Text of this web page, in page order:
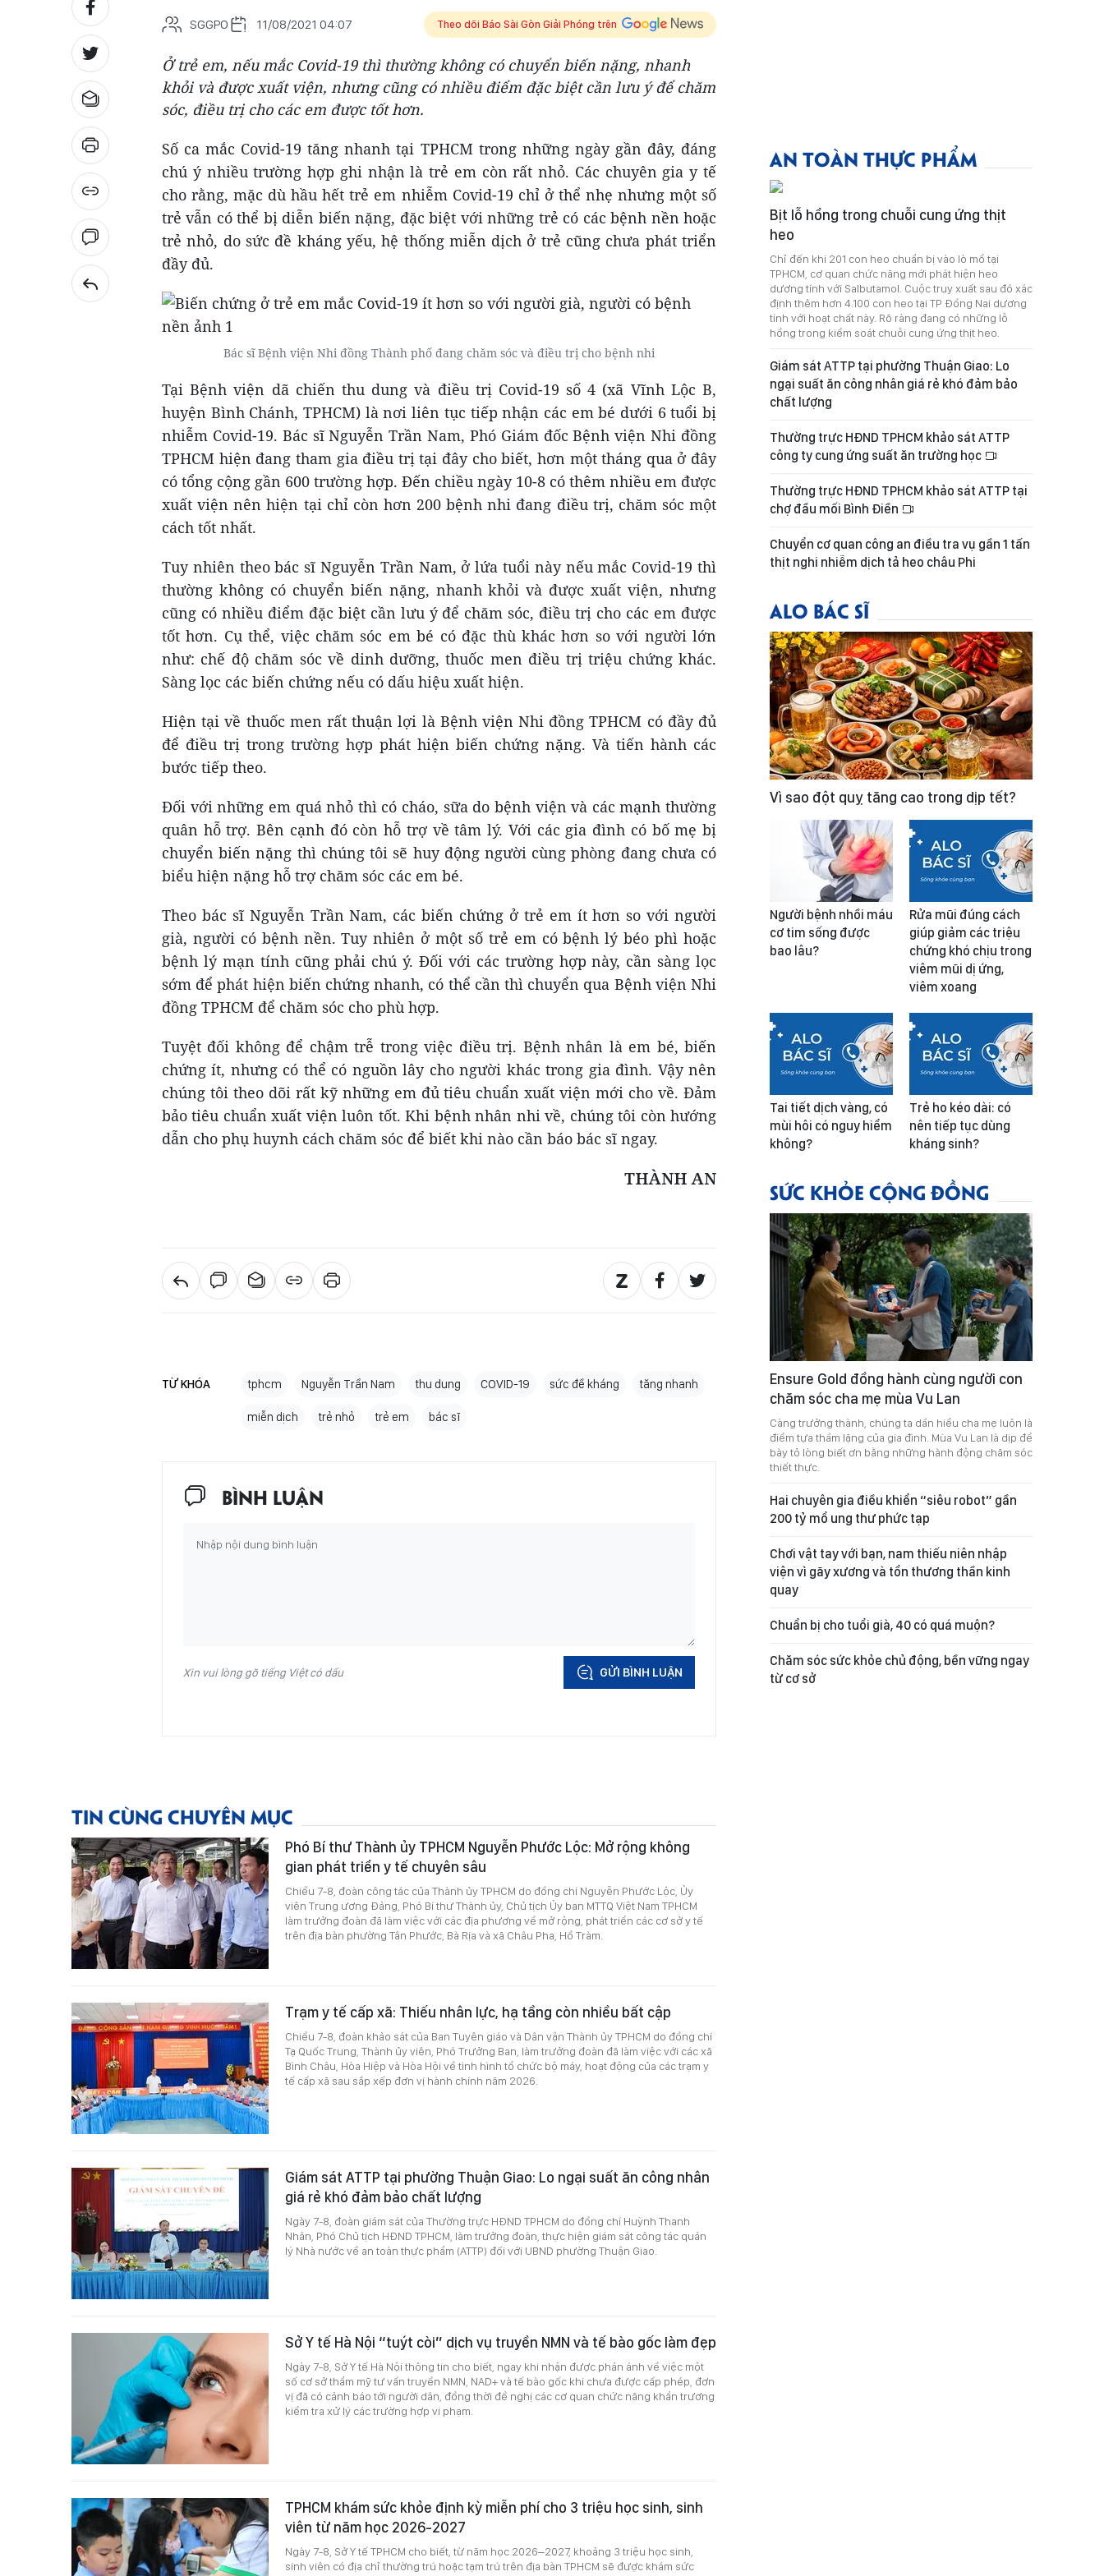
SGGPO 11/08/2021 04:07 Theo dõi Báo Sài Gòn Giải Phóng trên
Ở trẻ em, nếu mắc Covid-19 thì thường không có chuyển biến nặng, nhanh
khỏi và được xuất viện, nhưng cũng có nhiều điểm đặc biệt cần lưu ý để chăm
sóc, điều trị cho các em được tốt hơn.
Số ca mắc Covid-19 tăng nhanh tại TPHCM trong những ngày gần đây, đáng
chú ý nhiều trường hợp ghi nhận là trẻ em còn rất nhỏ. Các chuyên gia y tế
cho rằng, mặc dù hầu hết trẻ em nhiễm Covid-19 chỉ ở thể nhẹ nhưng một số
trẻ vẫn có thể bị diễn biến nặng, đặc biệt với những trẻ có các bệnh nền hoặc
trẻ nhỏ, do sức đề kháng yếu, hệ thống miễn dịch ở trẻ cũng chưa phát triển
đầy đủ.
Bác sĩ Bệnh viện Nhi đồng Thành phố đang chăm sóc và điều trị cho bệnh nhi
Tại Bệnh viện dã chiến thu dung và điều trị Covid-19 số 4 (xã Vĩnh Lộc B,
huyện Bình Chánh, TPHCM) là nơi liên tục tiếp nhận các em bé dưới 6 tuổi bị
nhiễm Covid-19. Bác sĩ Nguyễn Trần Nam, Phó Giám đốc Bệnh viện Nhi đồng
TPHCM hiện đang tham gia điều trị tại đây cho biết, hơn một tháng qua ở đây
có tổng cộng gần 600 trường hợp. Đến chiều ngày 10-8 có thêm nhiều em được
xuất viện nên hiện tại chỉ còn hơn 200 bệnh nhi đang điều trị, chăm sóc một
cách tốt nhất.
Tuy nhiên theo bác sĩ Nguyễn Trần Nam, ở lứa tuổi này nếu mắc Covid-19 thì
thường không có chuyển biến nặng, nhanh khỏi và được xuất viện, nhưng
cũng có nhiều điểm đặc biệt cần lưu ý để chăm sóc, điều trị cho các em được
tốt hơn. Cụ thể, việc chăm sóc em bé có đặc thù khác hơn so với người lớn
như: chế độ chăm sóc về dinh dưỡng, thuốc men điều trị triệu chứng khác.
Sàng lọc các biến chứng nếu có dấu hiệu xuất hiện.
Hiện tại về thuốc men rất thuận lợi là Bệnh viện Nhi đồng TPHCM có đầy đủ
để điều trị trong trường hợp phát hiện biến chứng nặng. Và tiến hành các
bước tiếp theo.
Đối với những em quá nhỏ thì có cháo, sữa do bệnh viện và các mạnh thường
quân hỗ trợ. Bên cạnh đó còn hỗ trợ về tâm lý. Với các gia đình có bố mẹ bị
chuyển biến nặng thì chúng tôi sẽ huy động người cùng phòng đang chưa có
biểu hiện nặng hỗ trợ chăm sóc các em bé.
Theo bác sĩ Nguyễn Trần Nam, các biến chứng ở trẻ em ít hơn so với người
già, người có bệnh nền. Tuy nhiên ở một số trẻ em có bệnh lý béo phì hoặc
bệnh lý mạn tính cũng phải chú ý. Đối với các trường hợp này, cần sàng lọc
sớm để phát hiện biến chứng nhanh, có thể cần thì chuyển qua Bệnh viện Nhi
đồng TPHCM để chăm sóc cho phù hợp.
Tuyệt đối không để chậm trễ trong việc điều trị. Bệnh nhân là em bé, biến
chứng ít, nhưng có thể có nguồn lây cho người khác trong gia đình. Vậy nên
chúng tôi theo dõi rất kỹ những em đủ tiêu chuẩn xuất viện mới cho về. Đảm
bảo tiêu chuẩn xuất viện luôn tốt. Khi bệnh nhân nhi về, chúng tôi còn hướng
dẫn cho phụ huynh cách chăm sóc để biết khi nào cần báo bác sĩ ngay.
THÀNH AN
TỪ KHÓA tphcm Nguyễn Trần Nam thu dung COVID-19 sức đề kháng tăng nhanh
miễn dịch trẻ nhỏ trẻ em bác sĩ
BÌNH LUẬN
Xin vui lòng gõ tiếng Việt có dấu GỬI BÌNH LUẬN
TIN CÙNG CHUYÊN MỤC
Phó Bí thư Thành ủy TPHCM Nguyễn Phước Lộc: Mở rộng không
gian phát triển y tế chuyên sâu
Chiều 7-8, đoàn công tác của Thành ủy TPHCM do đồng chí Nguyễn Phước Lộc, Ủy
viên Trung ương Đảng, Phó Bí thư Thành ủy, Chủ tịch Ủy ban MTTQ Việt Nam TPHCM
làm trưởng đoàn đã làm việc với các địa phương về mở rộng, phát triển các cơ sở y tế
trên địa bàn phường Tân Phước, Bà Rịa và xã Châu Pha, Hồ Tràm.
Trạm y tế cấp xã: Thiếu nhân lực, hạ tầng còn nhiều bất cập
Chiều 7-8, đoàn khảo sát của Ban Tuyên giáo và Dân vận Thành ủy TPHCM do đồng chí
Tạ Quốc Trung, Thành ủy viên, Phó Trưởng Ban, làm trưởng đoàn đã làm việc với các xã
Bình Châu, Hòa Hiệp và Hòa Hội về tình hình tổ chức bộ máy, hoạt động của các trạm y
tế cấp xã sau sắp xếp đơn vị hành chính năm 2026.
Giám sát ATTP tại phường Thuận Giao: Lo ngại suất ăn công nhân
giá rẻ khó đảm bảo chất lượng
Ngày 7-8, đoàn giám sát của Thường trực HĐND TPHCM do đồng chí Huỳnh Thanh
Nhân, Phó Chủ tịch HĐND TPHCM, làm trưởng đoàn, thực hiện giám sát công tác quản
lý Nhà nước về an toàn thực phẩm (ATTP) đối với UBND phường Thuận Giao.
Sở Y tế Hà Nội “tuýt còi” dịch vụ truyền NMN và tế bào gốc làm đẹp
Ngày 7-8, Sở Y tế Hà Nội thông tin cho biết, ngay khi nhận được phản ánh về việc một
số cơ sở thẩm mỹ tư vấn truyền NMN, NAD+ và tế bào gốc khi chưa được cấp phép, đơn
vị đã có cảnh báo tới người dân, đồng thời đề nghị các cơ quan chức năng khẩn trương
kiểm tra xử lý các trường hợp vi phạm.
TPHCM khám sức khỏe định kỳ miễn phí cho 3 triệu học sinh, sinh
viên từ năm học 2026-2027
Ngày 7-8, Sở Y tế TPHCM cho biết, từ năm học 2026–2027, khoảng 3 triệu học sinh,
sinh viên có địa chỉ thường trú hoặc tạm trú trên địa bàn TPHCM sẽ được khám sức
AN TOÀN THỰC PHẨM
Bịt lỗ hổng trong chuỗi cung ứng thịt
heo
Chỉ đến khi 201 con heo chuẩn bị vào lò mổ tại
TPHCM, cơ quan chức năng mới phát hiện heo
dương tính với Salbutamol. Cuộc truy xuất sau đó xác
định thêm hơn 4.100 con heo tại TP Đồng Nai dương
tính với hoạt chất này. Rõ ràng đang có những lỗ
hổng trong kiểm soát chuỗi cung ứng thịt heo.
Giám sát ATTP tại phường Thuận Giao: Lo
ngại suất ăn công nhân giá rẻ khó đảm bảo
chất lượng
Thường trực HĐND TPHCM khảo sát ATTP
công ty cung ứng suất ăn trường học
Thường trực HĐND TPHCM khảo sát ATTP tại
chợ đầu mối Bình Điền
Chuyển cơ quan công an điều tra vụ gần 1 tấn
thịt nghi nhiễm dịch tả heo châu Phi
ALO BÁC SĨ
Vì sao đột quỵ tăng cao trong dịp tết?
Người bệnh nhồi máu
cơ tim sống được
bao lâu?
Rửa mũi đúng cách
giúp giảm các triệu
chứng khó chịu trong
viêm mũi dị ứng,
viêm xoang
Tai tiết dịch vàng, có
mùi hôi có nguy hiểm
không?
Trẻ ho kéo dài: có
nên tiếp tục dùng
kháng sinh?
SỨC KHỎE CỘNG ĐỒNG
Ensure Gold đồng hành cùng người con
chăm sóc cha mẹ mùa Vu Lan
Càng trưởng thành, chúng ta dần hiểu cha mẹ luôn là
điểm tựa thầm lặng của gia đình. Mùa Vu Lan là dịp để
bày tỏ lòng biết ơn bằng những hành động chăm sóc
thiết thực.
Hai chuyên gia điều khiển “siêu robot” gần
200 tỷ mổ ung thư phức tạp
Chơi vật tay với bạn, nam thiếu niên nhập
viện vì gãy xương và tổn thương thần kinh
quay
Chuẩn bị cho tuổi già, 40 có quá muộn?
Chăm sóc sức khỏe chủ động, bền vững ngay
từ cơ sở